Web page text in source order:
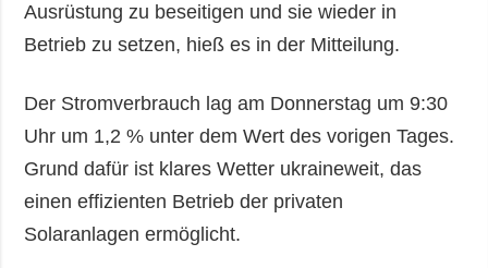
Ausrüstung zu beseitigen und sie wieder in
Betrieb zu setzen, hieß es in der Mitteilung.
Der Stromverbrauch lag am Donnerstag um 9:30
Uhr um 1,2 % unter dem Wert des vorigen Tages.
Grund dafür ist klares Wetter ukraineweit, das
einen effizienten Betrieb der privaten
Solaranlagen ermöglicht.